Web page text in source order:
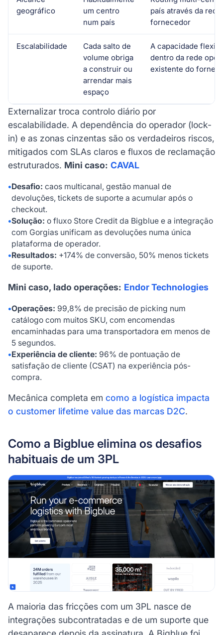
geográfico
um centro
num país
país através da
fornecedor
Escalabilidade
Cada salto de
volume obriga
a construir ou
arrendar mais
espaço
A capacidade
dentro da rede
existente do
Externalizar troca controlo diário por
escalabilidade. A dependência do operador (lock-
in) e as zonas cinzentas são os verdadeiros riscos,
mitigados com SLAs claros e fluxos de reclamação
estruturados. Mini caso: CAVAL
•Desafio: caos multicanal, gestão manual de
devoluções, tickets de suporte a acumular após o
checkout.
•Solução: o fluxo Store Credit da Bigblue e a integração
com Gorgias unificam as devoluções numa única
plataforma de operador.
•Resultados: +174% de conversão, 50% menos tickets
de suporte.
Mini caso, lado operações: Endor Technologies
•Operações: 99,8% de precisão de picking num
catálogo com muitos SKU, com encomendas
encaminhadas para uma transportadora em menos de
5 segundos.
•Experiência de cliente: 96% de pontuação de
satisfação de cliente (CSAT) na experiência pós-
compra.
Mecânica completa em como a logística impacta
o customer lifetime value das marcas D2C.
Como a Bigblue elimina os desafios
habituais de um 3PL
A maioria das fricções com um 3PL nasce de
integrações subcontratadas e de um suporte que